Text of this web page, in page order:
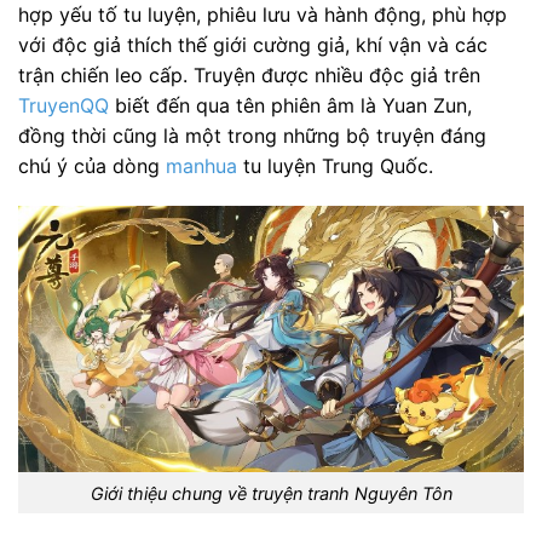
hợp yếu tố tu luyện, phiêu lưu và hành động, phù hợp
với độc giả thích thế giới cường giả, khí vận và các
trận chiến leo cấp. Truyện được nhiều độc giả trên
TruyenQQ biết đến qua tên phiên âm là Yuan Zun,
đồng thời cũng là một trong những bộ truyện đáng
chú ý của dòng manhua tu luyện Trung Quốc.
Giới thiệu chung về truyện tranh Nguyên Tôn